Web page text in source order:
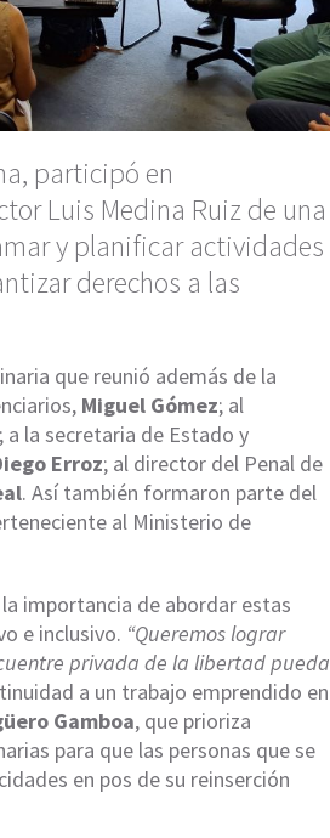
participó en
Luis Medina Ruiz de una
y planificar actividades
derechos a las
que reunió además de la
Miguel Gómez; al
; a la secretaria de Estado y
Erroz; al director del Penal de
. Así también formaron parte del
al Ministerio de
importancia de abordar estas
e inclusivo. “Queremos lograr
privada de la libertad pueda
a un trabajo emprendido en
Gamboa, que prioriza
para que las personas que se
en pos de su reinserción